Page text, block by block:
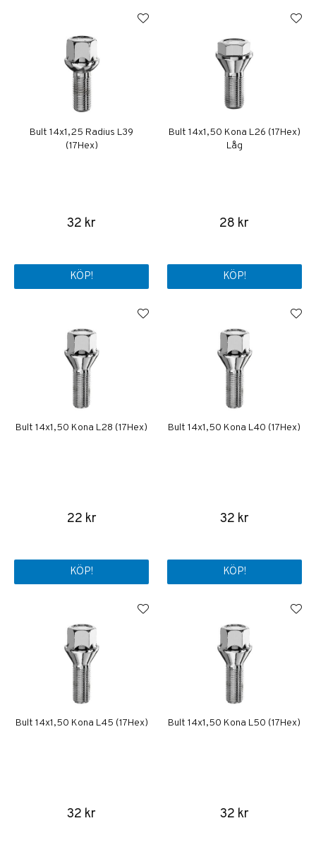
Bult 14x1,25 Radius L39
(17Hex)
32 kr
KÖP!
Bult 14x1,50 Kona L26 (17Hex)
Låg
28 kr
KÖP!
Bult 14x1,50 Kona L28 (17Hex)
22 kr
KÖP!
Bult 14x1,50 Kona L40 (17Hex)
32 kr
KÖP!
Bult 14x1,50 Kona L45 (17Hex)
32 kr
Bult 14x1,50 Kona L50 (17Hex)
32 kr